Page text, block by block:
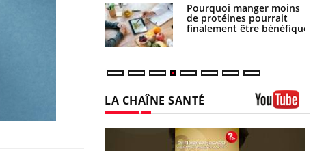
Pourquoi manger moins
de protéines pourrait
finalement être bénéfique
LA CHAÎNE SANTÉ